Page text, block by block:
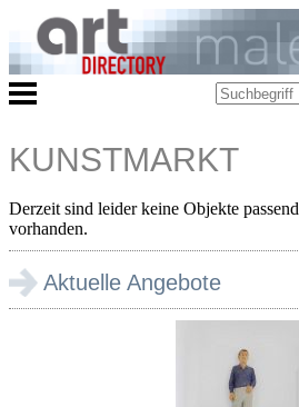
KUNSTMARKT
Derzeit sind leider keine Objekte
vorhanden.
Aktuelle Angebote